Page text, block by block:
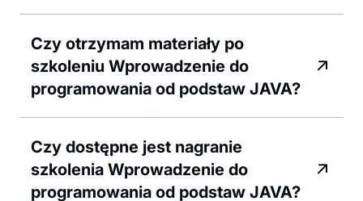
Czy otrzymam materiały po
szkoleniu Wprowadzenie do
programowania od podstaw JAVA?
Czy dostępne jest nagranie
szkolenia Wprowadzenie do
programowania od podstaw JAVA?